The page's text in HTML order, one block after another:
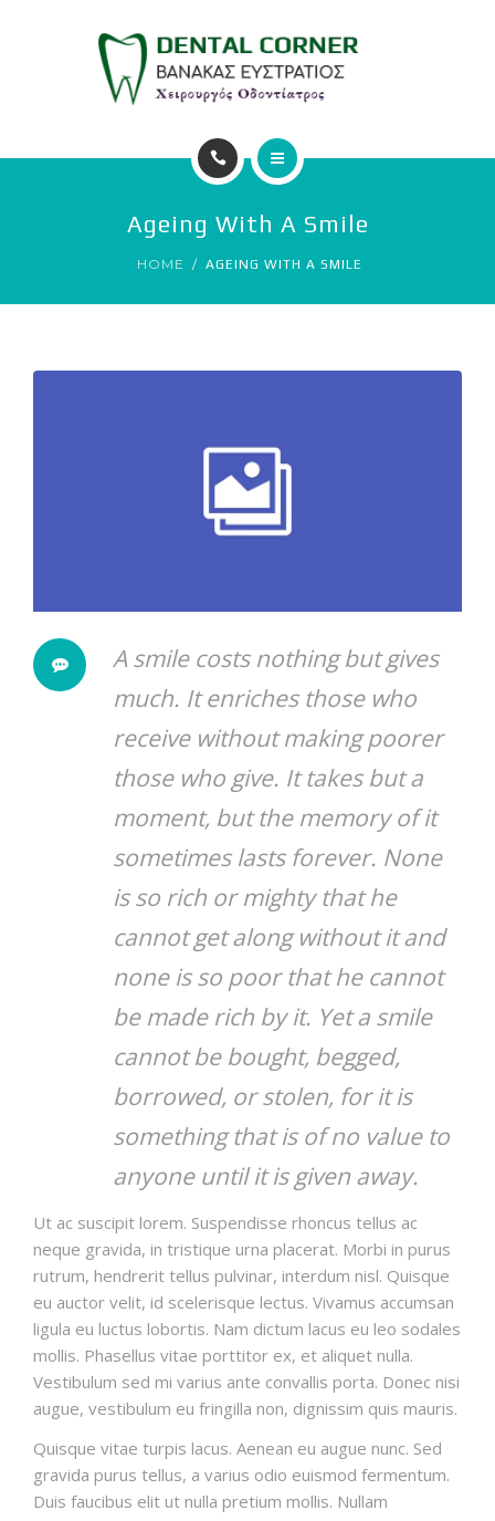
ΕΠΙΚΟΙΝΩΝΙΑ
Ageing With A Smile
HOME AGEING WITH A SMILE
A smile costs nothing but gives
much. It enriches those who
receive without making poorer
those who give. It takes but a
moment, but the memory of it
sometimes lasts forever. None
is so rich or mighty that he
cannot get along without it and
none is so poor that he cannot
be made rich by it. Yet a smile
cannot be bought, begged,
borrowed, or stolen, for it is
something that is of no value to
anyone until it is given away.
Ut ac suscipit lorem. Suspendisse rhoncus tellus ac
neque gravida, in tristique urna placerat. Morbi in purus
rutrum, hendrerit tellus pulvinar, interdum nisl. Quisque
eu auctor velit, id scelerisque lectus. Vivamus accumsan
ligula eu luctus lobortis. Nam dictum lacus eu leo sodales
mollis. Phasellus vitae porttitor ex, et aliquet nulla.
Vestibulum sed mi varius ante convallis porta. Donec nisi
augue, vestibulum eu fringilla non, dignissim quis mauris.
Quisque vitae turpis lacus. Aenean eu augue nunc. Sed
gravida purus tellus, a varius odio euismod fermentum.
Duis faucibus elit ut nulla pretium mollis. Nullam